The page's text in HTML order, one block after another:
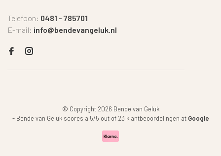
Telefoon: 0481 - 785701
E-mail: info@bendevangeluk.nl
© Copyright 2026 Bende van Geluk
- Bende van Geluk scores a 5/5 out of 23 klantbeoordelingen at Google